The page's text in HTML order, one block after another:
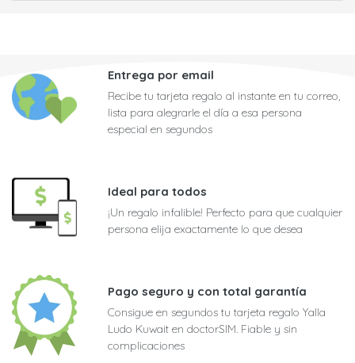
Entrega por email
Recibe tu tarjeta regalo al instante en tu correo,
lista para alegrarle el día a esa persona
especial en segundos
Ideal para todos
¡Un regalo infalible! Perfecto para que cualquier
persona elija exactamente lo que desea
Pago seguro y con total garantía
Consigue en segundos tu tarjeta regalo Yalla
Ludo Kuwait en doctorSIM. Fiable y sin
complicaciones